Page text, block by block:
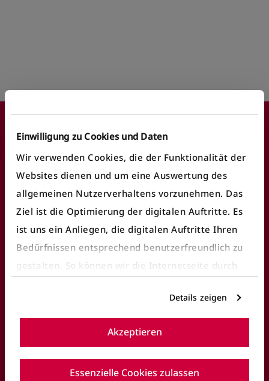
Einwilligung zu Cookies und Daten
Wir verwenden Cookies, die der Funktionalität der
Websites dienen und um eine Auswertung des
allgemeinen Nutzerverhaltens vorzunehmen. Das
Ziel ist die Optimierung der digitalen Auftritte. Es
ist uns ein Anliegen, die digitalen Auftritte Ihren
Bedürfnissen entsprechend benutzerfreundlich zu
gestalten. So können wir die Internetseite durch
Internetseite, die für Sie interessant sein können,
optimieren.
Details entnehmen Sie bitte unserer
Details zeigen
Akzeptieren
Essenzielle Cookies zulassen
Footer
Häufige Anliegen
Fundbüro finden
Fahrausweiskontrolle
Ticket/Abo kaufen
E-Ticket
Reisen mit BERNMOBIL